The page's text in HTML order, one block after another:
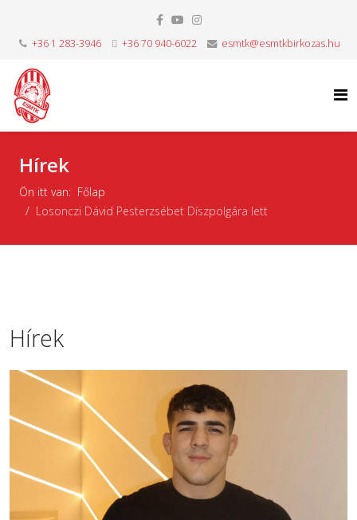
+36 1 283-3946 +36 70 940-6022 esmtk@esmtkbirkozas.hu
Hírek
Ön itt van: Főlap
Losonczi Dávid Pesterzsébet Díszpolgára lett
Hírek